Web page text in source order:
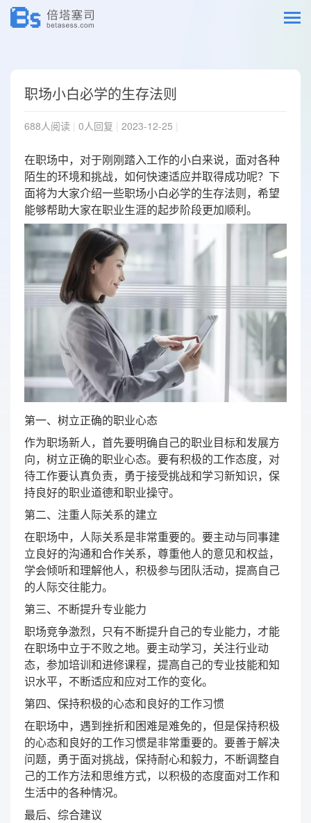
职场小白必学的生存法则
688人阅读 0人回复 2023-12-25
在职场中，对于刚刚踏入工作的小白来说，面对各种
陌生的环境和挑战，如何快速适应并取得成功呢？下
面将为大家介绍一些职场小白必学的生存法则，希望
能够帮助大家在职业生涯的起步阶段更加顺利。
第一、树立正确的职业心态
作为职场新人，首先要明确自己的职业目标和发展方
向，树立正确的职业心态。要有积极的工作态度，对
待工作要认真负责，勇于接受挑战和学习新知识，保
持良好的职业道德和职业操守。
第二、注重人际关系的建立
在职场中，人际关系是非常重要的。要主动与同事建
立良好的沟通和合作关系，尊重他人的意见和权益，
学会倾听和理解他人，积极参与团队活动，提高自己
的人际交往能力。
第三、不断提升专业能力
职场竞争激烈，只有不断提升自己的专业能力，才能
在职场中立于不败之地。要主动学习，关注行业动
态，参加培训和进修课程，提高自己的专业技能和知
识水平，不断适应和应对工作的变化。
第四、保持积极的心态和良好的工作习惯
在职场中，遇到挫折和困难是难免的，但是保持积极
的心态和良好的工作习惯是非常重要的。要善于解决
问题，勇于面对挑战，保持耐心和毅力，不断调整自
己的工作方法和思维方式，以积极的态度面对工作和
生活中的各种情况。
最后、综合建议